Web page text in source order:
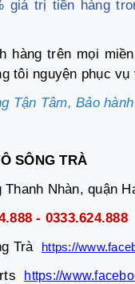
giá trị tiền hàng
hàng trên mọi
tôi nguyện phục
Tận Tâm, Bảo
SÔNG TRÀ
Nhàn, quận
-
Trà
https://
https://